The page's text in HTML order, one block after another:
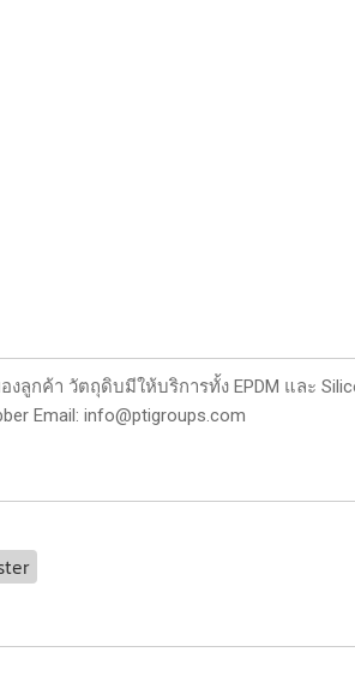
ลูกค้า วัตถุดิบมีให้บริการทั้ง EPDM และ
Email: info@ptigroups.com